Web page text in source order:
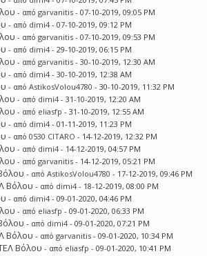
- απόgarvanitis - 07-10-2019, 09:05 PM
- από dimi4 - 07-10-2019, 09:12 PM
- απόgarvanitis - 07-10-2019, 09:53 PM
- από dimi4 - 29-10-2019, 06:15 PM
- απόgarvanitis - 30-10-2019, 12:30 AM
- από dimi4 - 30-10-2019, 12:38 AM
- απόAstikosVolou4780 - 30-10-2019, 11:32 PM
- από dimi4 - 31-10-2019, 12:20 AM
- από eliasfp - 31-10-2019, 12:55 AM
- από dimi4 - 01-11-2019, 11:23 PM
- από0530 CITARO - 14-12-2019, 12:32 PM
- από dimi4 - 14-12-2019, 04:57 PM
- απόgarvanitis - 14-12-2019, 05:21 PM
- απόAstikosVolou4780 - 17-12-2019, 09:46 PM
Βόλου - από dimi4 - 18-12-2019, 08:00 PM
- από dimi4 - 09-01-2020, 04:46 PM
- από eliasfp - 09-01-2020, 06:33 PM
- από dimi4 - 09-01-2020, 07:21 PM
Βόλου - απόgarvanitis - 09-01-2020, 10:34 PM
Βόλου - από eliasfp - 09-01-2020, 10:41 PM